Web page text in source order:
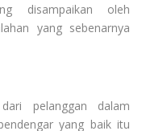
disampaikan oleh
yang sebenarnya
pelanggan dalam
yang baik itu